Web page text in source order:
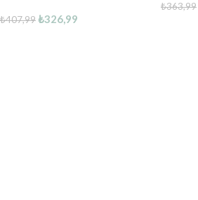
₺407,99₺326,99
₺363,99